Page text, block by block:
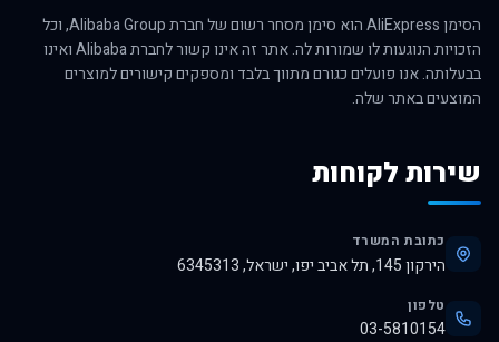
הסימן AliExpress הוא סימן מסחר רשום של חברת Alibaba Group, וכל
הזכויות הנוגעות לו שמורות לה. אתר זה אינו קשור לחברת Alibaba ואינו
בבעלותה. אנו פועלים כגורם מתווך בלבד ומספקים קישורים למוצרים
המוצעים באתר שלה.
שירות לקוחות
כתובת המשרד
הירקון 145, תל אביב יפו, ישראל, 6345313
טלפון
03-5810154